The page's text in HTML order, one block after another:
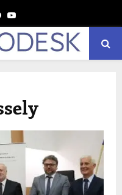
Pinterest
Youtube